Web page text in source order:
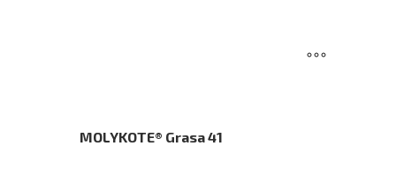
MOLYKOTE® Grasa 41